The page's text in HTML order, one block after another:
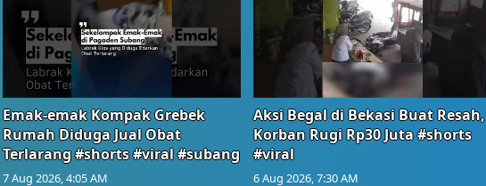
Emak-emak Kompak Grebek
Rumah Diduga Jual Obat
Terlarang #shorts #viral #subang
7 Aug 2026, 4:05 AM
Aksi Begal di Bekasi Buat Resah,
Korban Rugi Rp30 Juta #shorts
#viral
6 Aug 2026, 7:30 AM